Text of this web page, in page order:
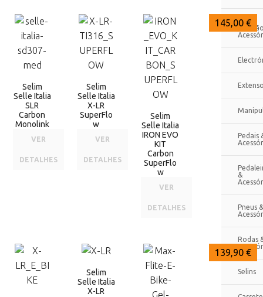
189,00 €
Selim
Selle Italia
SLR
Carbon
Monolink
VER
DETALHES
184,90 €
Selim
Selle Italia
X-LR
SuperFlo
w
VER
DETALHES
145,00 €
Selim
Selle Italia
IRON EVO
KIT
Carbon
SuperFlo
w
VER
DETALHES
169,90 €
169,90 €
Selim
Selle Italia
X-LR
139,90 €
Cx.
Pedais
&
Pneus &
Rodas
Selins